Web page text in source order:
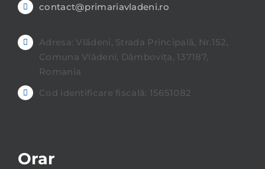
contact@primariavladeni.ro
Adresa: Vlădeni, Strada Principală, Nr.152,
Comuna Vlădeni, Dâmbovița, 137187,
Romania
Cod identificare fiscală: 15651082
Orar